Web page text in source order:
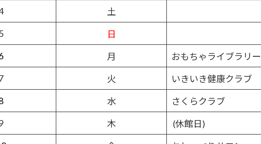
土
日
月
おもちゃライブラリー
火
いきいき健康クラブ
水
さくらクラブ
木
(休館日)